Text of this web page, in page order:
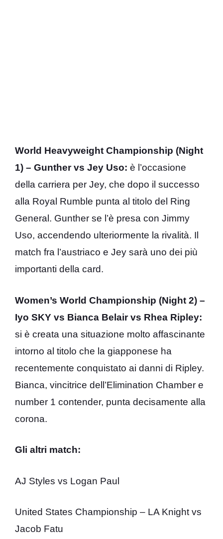
World Heavyweight Championship (Night
1) – Gunther vs Jey Uso: è l’occasione
della carriera per Jey, che dopo il successo
alla Royal Rumble punta al titolo del Ring
General. Gunther se l’è presa con Jimmy
Uso, accendendo ulteriormente la rivalità. Il
match fra l’austriaco e Jey sarà uno dei più
importanti della card.
Women’s World Championship (Night 2) –
Iyo SKY vs Bianca Belair vs Rhea Ripley:
si è creata una situazione molto affascinante
intorno al titolo che la giapponese ha
recentemente conquistato ai danni di Ripley.
Bianca, vincitrice dell’Elimination Chamber e
number 1 contender, punta decisamente alla
corona.
Gli altri match:
AJ Styles vs Logan Paul
United States Championship – LA Knight vs
Jacob Fatu